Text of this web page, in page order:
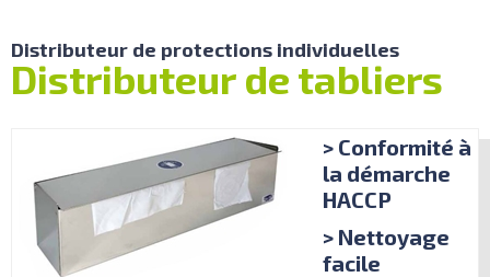
Distributeur de protections individuelles
Distributeur de tabliers
> Conformité à
la démarche
HACCP
> Nettoyage
facile